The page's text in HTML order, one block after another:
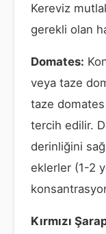
Kereviz
gerekli olan
Domates:
veya taze
taze
tercih edilir.
derinliğini
eklerler (1-2
Kırmızı